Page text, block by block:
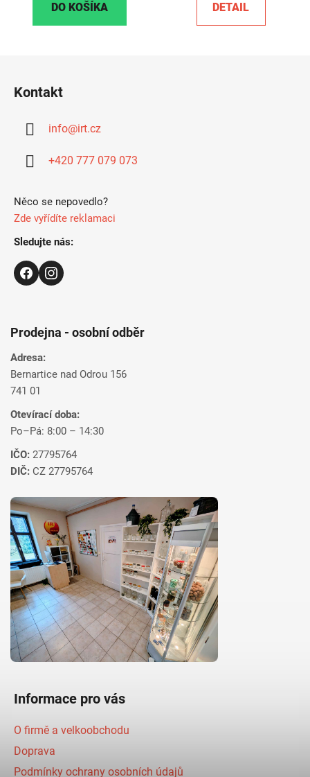
DO KOŠÍKA DETAIL
Kontakt
info@irt.cz
+420 777 079 073
Něco se nepovedlo?
Zde vyřídíte reklamaci
Sledujte nás:
Prodejna - osobní odběr
Adresa:
Bernartice nad Odrou 156
741 01
Otevírací doba:
Po–Pá: 8:00 – 14:30
IČO: 27795764
DIČ: CZ 27795764
Informace pro vás
O firmě a velkoobchodu
Doprava
Podmínky ochrany osobních údajů